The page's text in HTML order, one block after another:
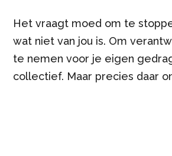
Het vraagt moed om te
wat niet van jou is. Om
te nemen voor je eigen
collectief. Maar precies daar